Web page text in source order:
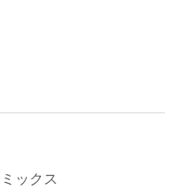
ックス